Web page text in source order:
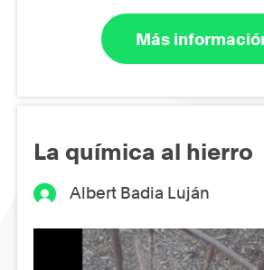
Más
La química al hierro
Albert Badia Luján